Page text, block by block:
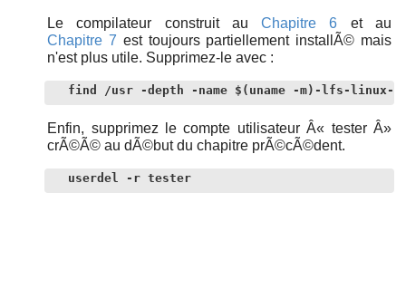
Le compilateur construit auChapitre 6 et au
Chapitre 7 est toujours partiellement installÃ© mais
n'est plus utile. Supprimez-le avec :
find /usr -depth -name $(uname -m)-lfs-
Enfin, supprimez le compte utilisateur Â« tester Â»
crÃ©Ã© au dÃ©but du chapitre prÃ©cÃ©dent.
userdel -r tester